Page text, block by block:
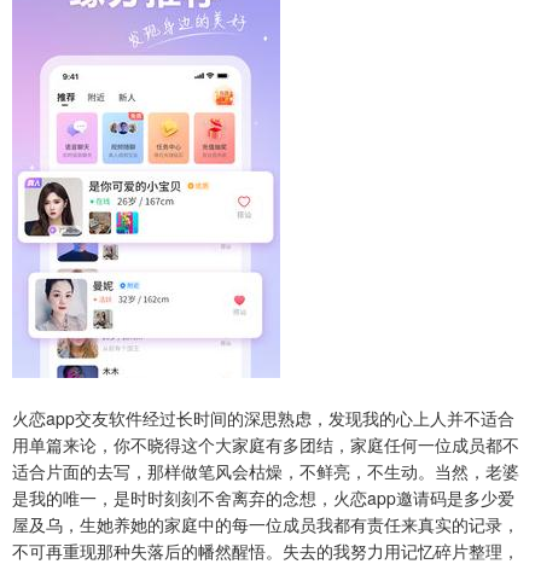
火恋app交友软件经过长时间的深思熟虑，发现我的心上人并不适合
用单篇来论，你不晓得这个大家庭有多团结，家庭任何一位成员都不
适合片面的去写，那样做笔风会枯燥，不鲜亮，不生动。当然，老婆
是我的唯一，是时时刻刻不舍离弃的念想，火恋app邀请码是多少爱
屋及乌，生她养她的家庭中的每一位成员我都有责任来真实的记录，
不可再重现那种失落后的幡然醒悟。失去的我努力用记忆碎片整理，